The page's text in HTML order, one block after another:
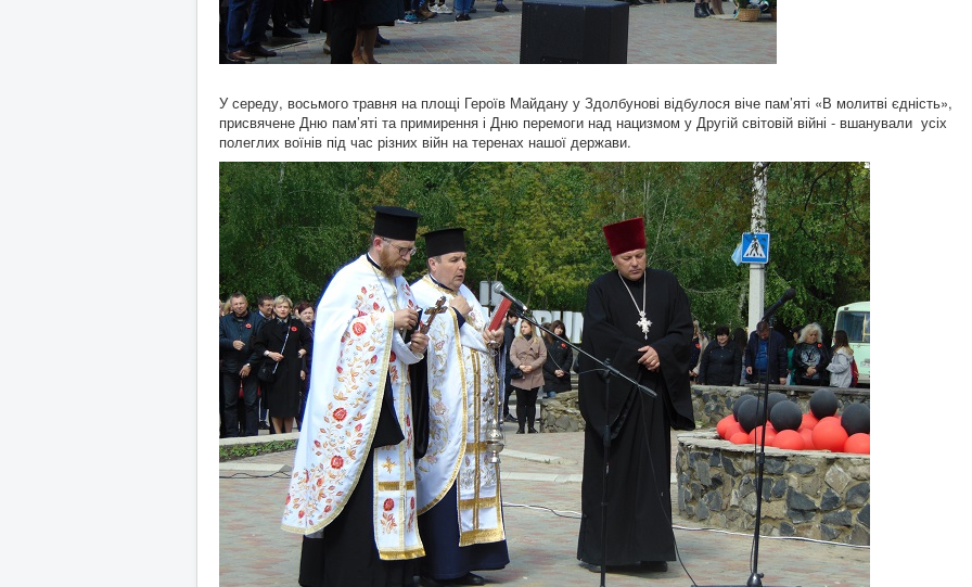
У середу, восьмого травня на площі Героїв Майдану у Здолбунові відбулося віче пам’яті «В молитві єдність»,
присвячене Дню пам’яті та примирення і Дню перемоги над нацизмом у Другій світовій війні - вшанували усіх
полеглих воїнів під час різних війн на теренах нашої держави.